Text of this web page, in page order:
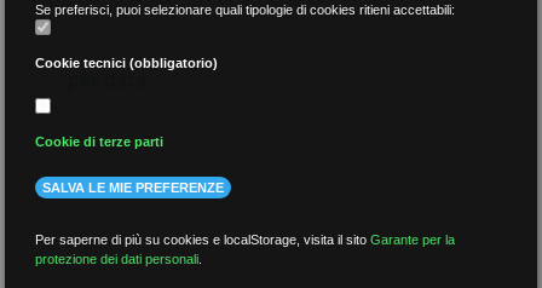
per data
più recenti
Se preferisci, puoi selezionare quali tipologie di cookies ritieni accettabili:
Cookie tecnici (obbligatorio)
Cookie di terze parti
SALVA LE MIE PREFERENZE
Per saperne di più su cookies e localStorage, visita il sitoGarante per la
protezione dei dati personali